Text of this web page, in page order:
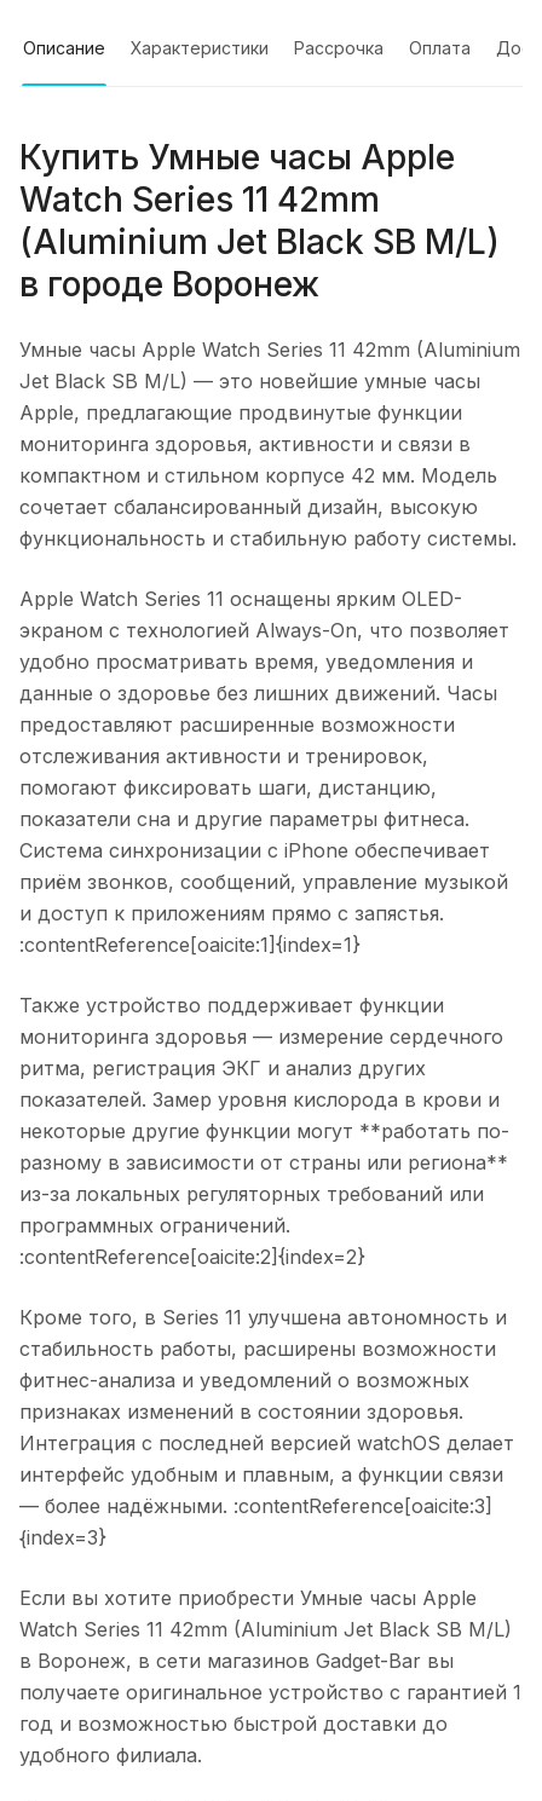
Описание Характеристики Рассрочка Оплата
Купить Умные часы Apple
Watch Series 11 42mm
(Aluminium Jet Black SB M/L)
в городе Воронеж
Умные часы Apple Watch Series 11 42mm (Aluminium
Jet Black SB M/L) — это новейшие умные часы
Apple, предлагающие продвинутые функции
мониторинга здоровья, активности и связи в
компактном и стильном корпусе 42 мм. Модель
сочетает сбалансированный дизайн, высокую
функциональность и стабильную работу системы.
Apple Watch Series 11 оснащены ярким OLED-
экраном с технологией Always-On, что позволяет
удобно просматривать время, уведомления и
данные о здоровье без лишних движений. Часы
предоставляют расширенные возможности
отслеживания активности и тренировок,
помогают фиксировать шаги, дистанцию,
показатели сна и другие параметры фитнеса.
Система синхронизации с iPhone обеспечивает
приём звонков, сообщений, управление музыкой
и доступ к приложениям прямо с запястья.
:contentReference[oaicite:1]{index=1}
Также устройство поддерживает функции
мониторинга здоровья — измерение сердечного
ритма, регистрация ЭКГ и анализ других
показателей. Замер уровня кислорода в крови и
некоторые другие функции могут **работать по-
разному в зависимости от страны или региона**
из-за локальных регуляторных требований или
программных ограничений.
:contentReference[oaicite:2]{index=2}
Кроме того, в Series 11 улучшена автономность и
стабильность работы, расширены возможности
фитнес-анализа и уведомлений о возможных
признаках изменений в состоянии здоровья.
Интеграция с последней версией watchOS делает
интерфейс удобным и плавным, а функции связи
— более надёжными. :contentReference[oaicite:3]
{index=3}
Если вы хотите приобрести Умные часы Apple
Watch Series 11 42mm (Aluminium Jet Black SB M/L)
в Воронеж, в сети магазинов Gadget-Bar вы
получаете оригинальное устройство с гарантией 1
год и возможностью быстрой доставки до
удобного филиала.